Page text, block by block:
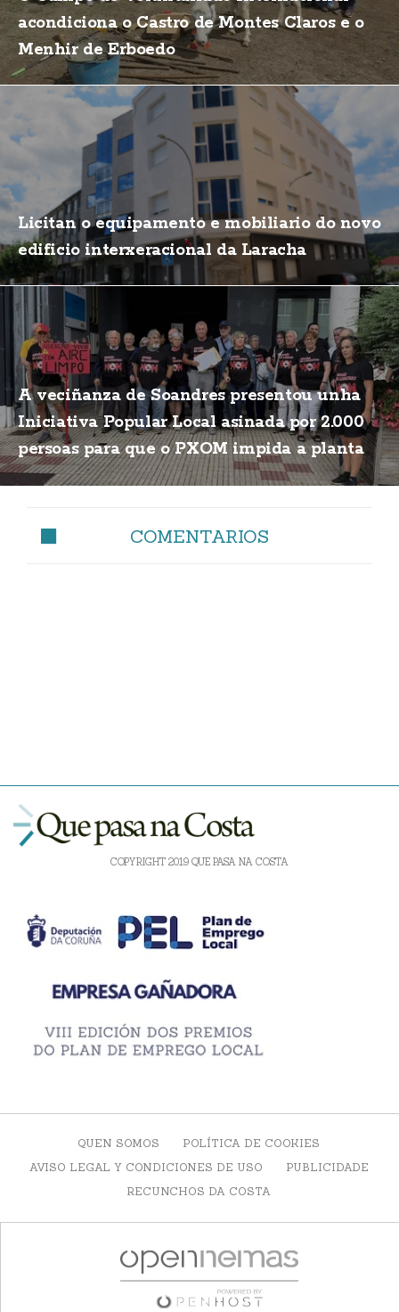
acondiciona o Castro de Montes Claros e o
Menhir de Erboedo
Licitan o equipamento e mobiliario do novo
edificio interxeracional da Laracha
A veciñanza de Soandres presentou unha
Iniciativa Popular Local asinada por 2.000
persoas para que o PXOM impida a planta
de biogás
COMENTARIOS
COPYRIGHT 2019 QUE PASA NA COSTA
QUEN SOMOS
POLÍTICA DE COOKIES
AVISO LEGAL Y CONDICIONES DE USO
PUBLICIDADE
RECUNCHOS DA COSTA